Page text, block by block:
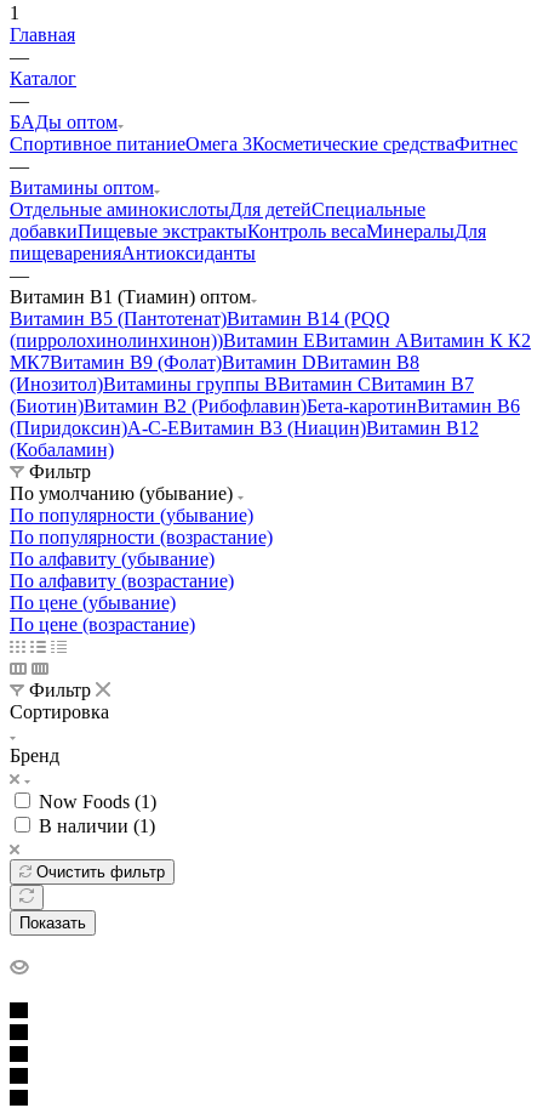
1
Главная
—
Каталог
—
БАДы оптом
Спортивное питаниеОмега 3Косметические средстваФитнес
—
Витамины оптом
Отдельные аминокислотыДля детейСпециальные
добавкиПищевые экстрактыКонтроль весаМинералыДля
пищеваренияАнтиоксиданты
—
Витамин B1 (Тиамин) оптом
Витамин B5 (Пантотенат)Витамин B14 (PQQ
(пирролохинолинхинон))Витамин ЕВитамин АВитамин К К2
МК7Витамин B9 (Фолат)Витамин DВитамин B8
(Инозитол)Витамины группы BВитамин СВитамин B7
(Биотин)Витамин B2 (Рибофлавин)Бета-каротинВитамин B6
(Пиридоксин)A-C-EВитамин B3 (Ниацин)Витамин B12
(Кобаламин)
Фильтр
По умолчанию (убывание)
По популярности (убывание)
По популярности (возрастание)
По алфавиту (убывание)
По алфавиту (возрастание)
По цене (убывание)
По цене (возрастание)
Фильтр
Сортировка
Бренд
Now Foods (1)
В наличии (1)
Очистить фильтр
Показать